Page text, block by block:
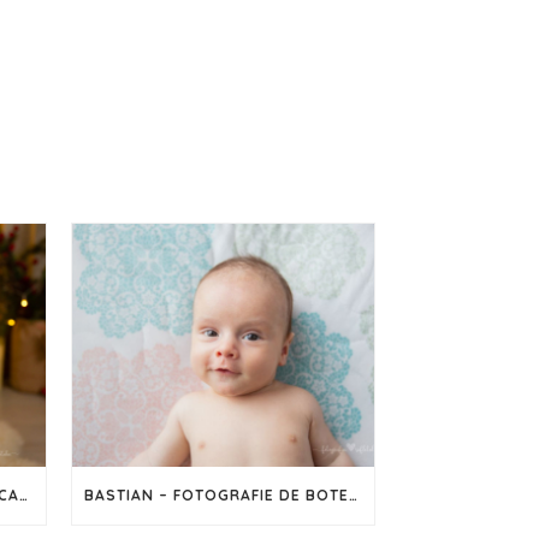
SEDINȚĂ FOTO DE CRĂCIUN – CAPTUREAZĂ MAGIA SĂRBĂTORILOR ÎN IMAGINI BASTIAN – FOTOGRAFIE DE BOTEZ ÎN CLUJ-NAPOCA